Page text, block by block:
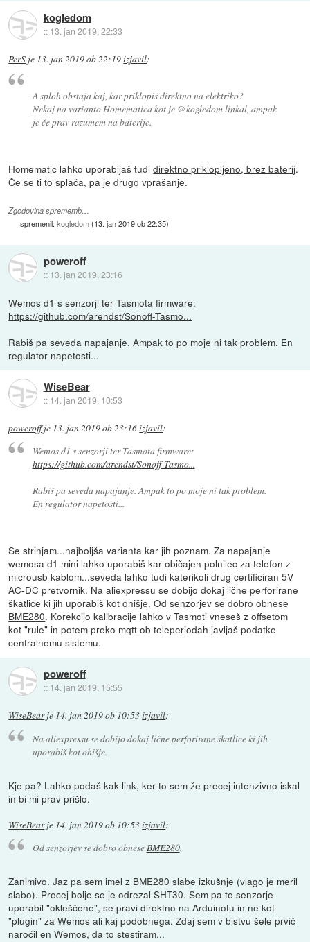
kogledom
:: 13. jan 2019, 22:33
PerS je 13. jan 2019 ob 22:19izjavil:
A sploh obstaja kaj, kar priklopiš direktno na elektriko?
Nekaj na varianto Homematica kot je @kogledom linkal, ampak
je če prav razumem na baterije.
Homematic lahko uporabljaš tudidirektno priklopljeno, brez baterij.
Če se ti to splača, pa je drugo vprašanje.
Zgodovina sprememb…
spremenil:kogledom(13. jan 2019 ob 22:35)
poweroff
:: 13. jan 2019, 23:16
Wemos d1 s senzorji ter Tasmota firmware:
https://github.com/arendst/Sonoff-Tasmo...
Rabiš pa seveda napajanje. Ampak to po moje ni tak problem. En
regulator napetosti...
WiseBear
:: 14. jan 2019, 10:53
poweroffje 13. jan 2019 ob 23:16izjavil:
Wemos d1 s senzorji ter Tasmota firmware:
https://github.com/arendst/Sonoff-Tasmo...
Rabiš pa seveda napajanje. Ampak to po moje ni tak problem.
En regulator napetosti...
Se strinjam...najboljša varianta kar jih poznam. Za napajanje
wemosa d1 mini lahko uporabiš kar običajen polnilec za telefon z
microusb kablom...seveda lahko tudi katerikoli drug certificiran 5V
AC-DC pretvornik. Na aliexpressu se dobijo dokaj lične perforirane
škatlice ki jih uporabiš kot ohišje. Od senzorjev se dobro obnese
BME280. Korekcijo kalibracije lahko v Tasmoti vneseš z offsetom
kot "rule" in potem preko mqtt ob teleperiodah javljaš podatke
centralnemu sistemu.
poweroff
:: 14. jan 2019, 15:55
WiseBearje 14. jan 2019 ob 10:53izjavil:
Na aliexpressu se dobijo dokaj lične perforirane škatlice ki jih
uporabiš kot ohišje.
Kje pa? Lahko podaš kak link, ker to sem že precej intenzivno iskal
in bi mi prav prišlo.
WiseBearje 14. jan 2019 ob 10:53izjavil:
Od senzorjev se dobro obneseBME280.
Zanimivo. Jaz pa sem imel z BME280 slabe izkušnje (vlago je meril
slabo). Precej bolje se je odrezal SHT30. Sem pa te senzorje
uporabil "okleščene", se pravi direktno na Arduinotu in ne kot
"plugin" za Wemos ali kaj podobnega. Zdaj sem v bistvu šele prvič
naročil en Wemos, da to stestiram...